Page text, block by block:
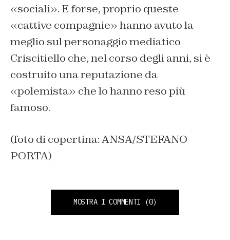
«sociali». E forse, proprio queste
«cattive compagnie» hanno avuto la
meglio sul personaggio mediatico
Criscitiello che, nel corso degli anni, si è
costruito una reputazione da
«polemista» che lo hanno reso più
famoso.
(foto di copertina: ANSA/STEFANO
PORTA)
MOSTRA I COMMENTI (0)